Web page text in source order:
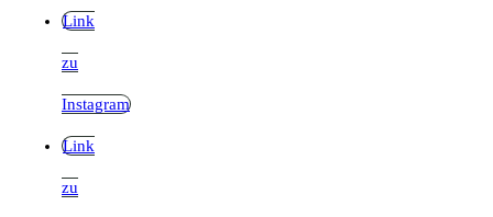
Link
zu
Instagram
Link
zu